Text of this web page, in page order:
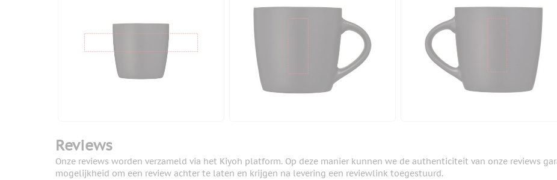
Reviews
Onze reviews worden verzameld via het Kiyoh platform. Op deze manier kunnen we de authenticiteit van onze reviews
mogelijkheid om een review achter te laten en krijgen na levering een reviewlink toegestuurd.